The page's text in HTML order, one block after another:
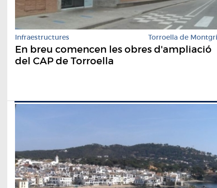
Infraestructures Torroella de Montgrí
En breu comencen les obres d'ampliació
del CAP de Torroella